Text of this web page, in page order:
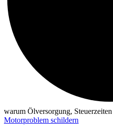
warum Ölversorgung,
Motorproblem schildern